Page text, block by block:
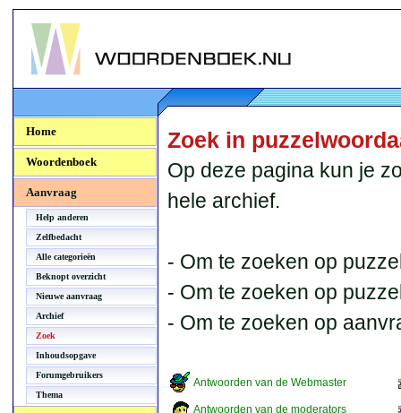
Woordenboek.NU
Home
Woordenboek
Aanvraag
Help anderen
Zelfbedacht
Alle categorieën
Beknopt overzicht
Nieuwe aanvraag
Archief
Zoek
Inhoudsopgave
Forumgebruikers
Thema
Zoek in
Op deze pagina kun je
hele archief.
- Om te zoeken op
- Om te zoeken op
- Om te zoeken op
Antwoorden van de Webmaster
Antwoorden van de moderators